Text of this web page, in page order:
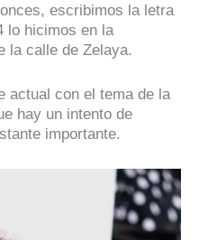
escribimos la letra
lo hicimos en la
la calle de Zelaya.
actual con el tema de la
hay un intento de
importante.